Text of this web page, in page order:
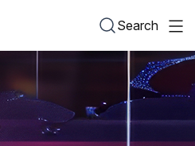
Search